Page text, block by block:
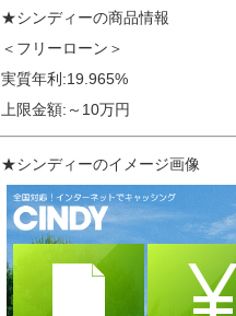
★シンディーの商品情報
＜フリーローン＞
実質年利:19.965%
上限金額:～10万円
★シンディーのイメージ画像